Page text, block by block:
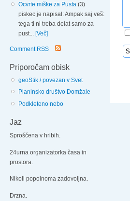
Ocvrte miške za Pusta (3)
piskec je napisal: Ampak saj veš:
tega ti ni treba delat samo za
pust... [Več]
Comment RSS
Priporočam obisk
geoStik / povezan v Svet
Planinsko društvo Domžale
Podkleteno nebo
Jaz
Sproščena v hribih.
24urna organizatorka časa in
prostora.
Nikoli popolnoma zadovoljna.
Drzna.